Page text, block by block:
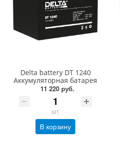
Delta battery DT 1240
Аккумуляторная батарея
11 220 руб.
шт
В корзину